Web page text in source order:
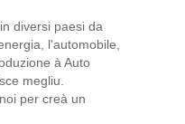
diversi paesi da
l'automobile,
à Auto
megliu.
per creà un